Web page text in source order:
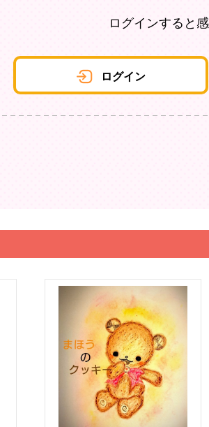
ログインすると
ログイン